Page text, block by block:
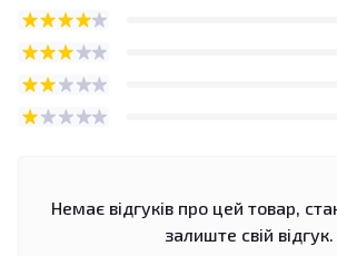
Немає відгуків про цей товар,
залиште свій відгук.